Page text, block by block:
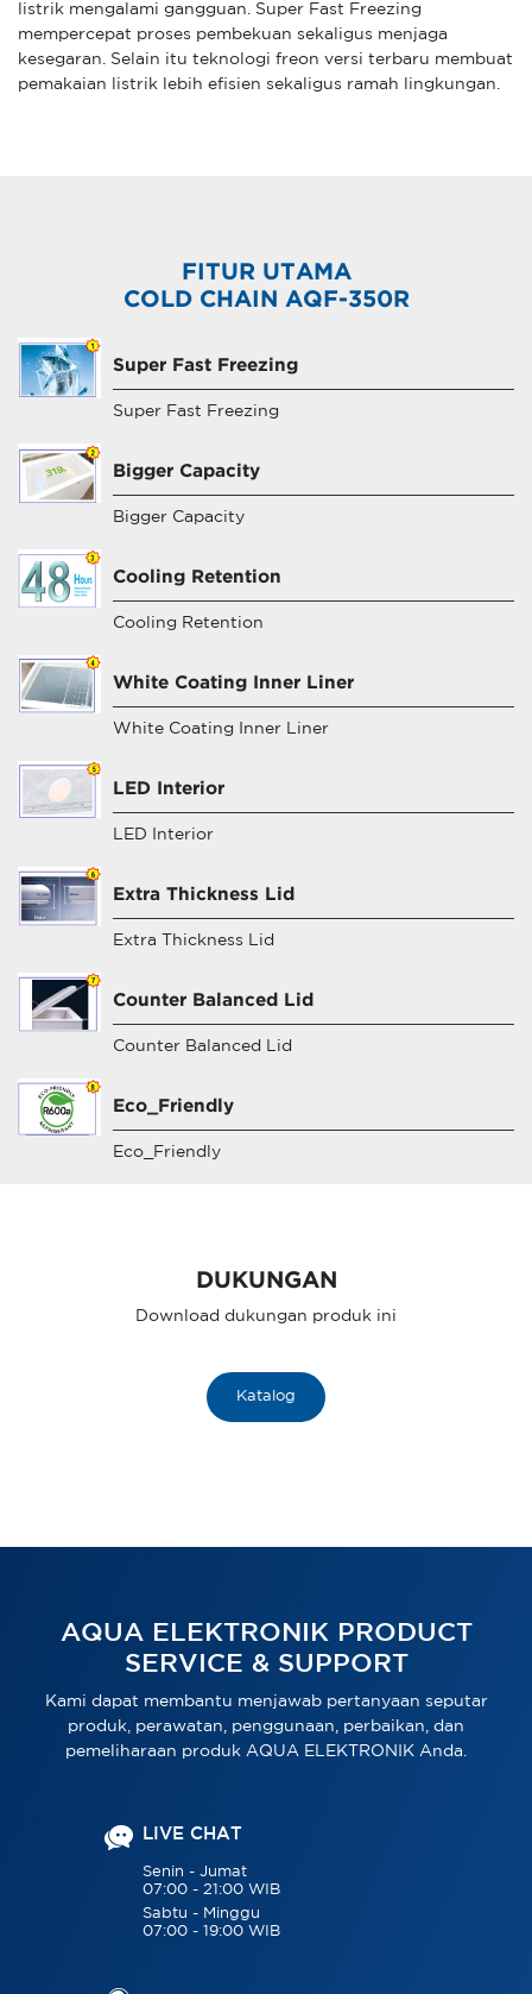
listrik mengalami gangguan. Super Fast Freezing
mempercepat proses pembekuan sekaligus menjaga
kesegaran. Selain itu teknologi freon versi terbaru membuat
pemakaian listrik lebih efisien sekaligus ramah lingkungan.
FITUR UTAMA
COLD CHAIN AQF-350R
Super Fast Freezing
Super Fast Freezing
Bigger Capacity
Bigger Capacity
Cooling Retention
Cooling Retention
White Coating Inner Liner
White Coating Inner Liner
LED Interior
LED Interior
Extra Thickness Lid
Extra Thickness Lid
Counter Balanced Lid
Counter Balanced Lid
Eco_Friendly
Eco_Friendly
DUKUNGAN
Download dukungan produk ini
Katalog
AQUA ELEKTRONIK PRODUCT
SERVICE & SUPPORT
Kami dapat membantu menjawab pertanyaan seputar
produk, perawatan, penggunaan, perbaikan, dan
pemeliharaan produk AQUA ELEKTRONIK Anda.
LIVE CHAT
Senin - Jumat
07:00 - 21:00 WIB
Sabtu - Minggu
07:00 - 19:00 WIB